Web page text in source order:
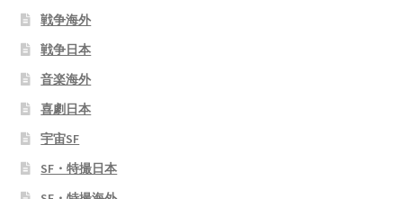
戦争海外
戦争日本
音楽海外
喜劇日本
宇宙SF
SF・特撮日本